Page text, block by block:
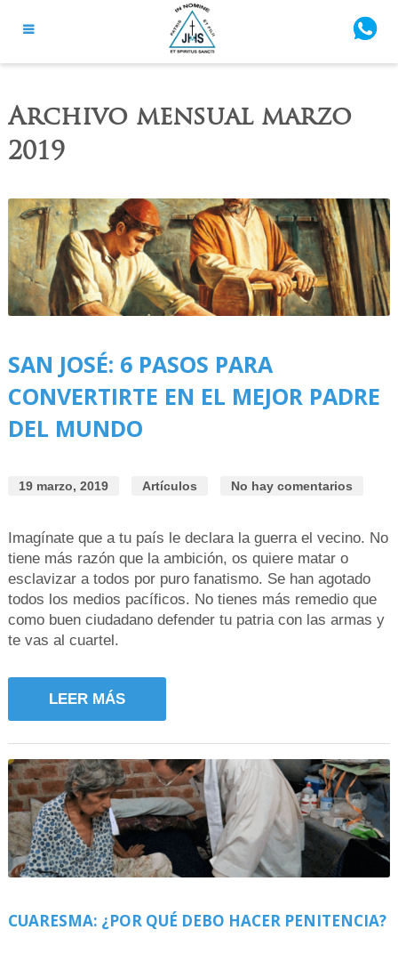
Archivo mensualmarzo
2019
SAN JOSÉ: 6 PASOS PARA
CONVERTIRTE EN EL MEJOR PADRE
DEL MUNDO
19 marzo, 2019 Artículos No hay comentarios
Imagínate que a tu país le declara la guerra el vecino. No
tiene más razón que la ambición, os quiere matar o
esclavizar a todos por puro fanatismo. Se han agotado
todos los medios pacíficos. No tienes más remedio que
como buen ciudadano defender tu patria con las armas y
te vas al cuartel.
LEER MÁS
CUARESMA: ¿POR QUÉ DEBO HACER PENITENCIA?